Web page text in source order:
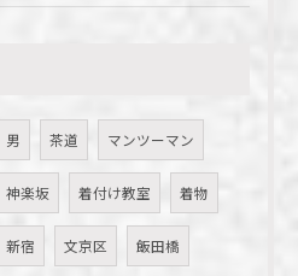
男 茶道 マンツーマン
神楽坂 着付け教室 着物
新宿 文京区 飯田橋